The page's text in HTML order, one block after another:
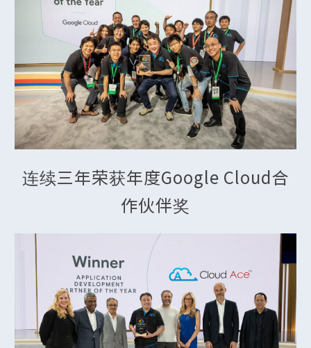
连续三年荣获年度Google Cloud合
作伙伴奖